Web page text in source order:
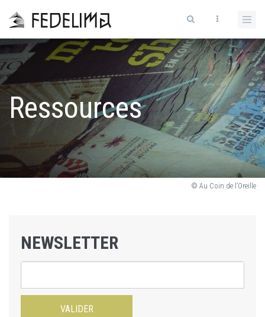
Ressources
© Au Coin de l’Oreille
NEWSLETTER